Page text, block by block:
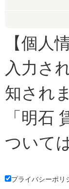
【個人
入力さ
知され
「明石
ついて
プライバシーポリ